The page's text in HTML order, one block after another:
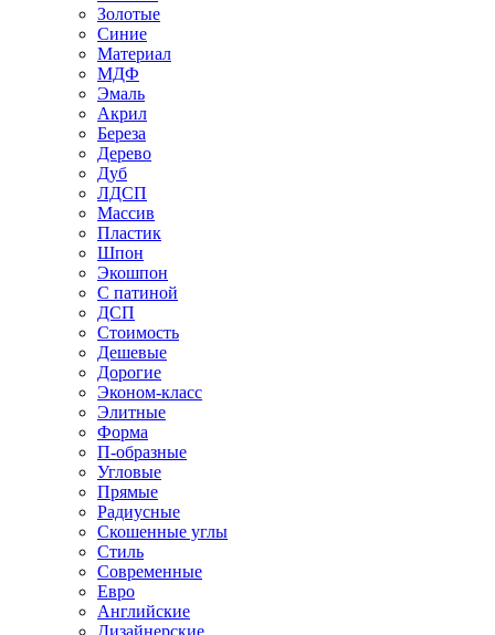
Золотые
Синие
Материал
МДФ
Эмаль
Акрил
Береза
Дерево
Дуб
ЛДСП
Массив
Пластик
Шпон
Экошпон
С патиной
ДСП
Стоимость
Дешевые
Дорогие
Эконом-класс
Элитные
Форма
П-образные
Угловые
Прямые
Радиусные
Скошенные углы
Стиль
Современные
Евро
Английские
Дизайнерские